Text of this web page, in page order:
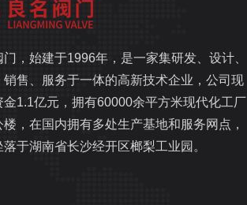
门，始建于1996年，是一家集研发、设计、
销售、服务于一体的高新技术企业，公司现
金1.1亿元，拥有60000余平方米现代化工厂
楼，在国内拥有多处生产基地和服务网点，
落于湖南省长沙经开区榔梨工业园。